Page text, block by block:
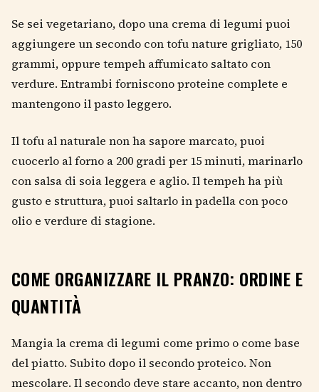
Se sei vegetariano, dopo una crema di legumi puoi
aggiungere un secondo con tofu nature grigliato, 150
grammi, oppure tempeh affumicato saltato con
verdure. Entrambi forniscono proteine complete e
mantengono il pasto leggero.
Il tofu al naturale non ha sapore marcato, puoi
cuocerlo al forno a 200 gradi per 15 minuti, marinarlo
con salsa di soia leggera e aglio. Il tempeh ha più
gusto e struttura, puoi saltarlo in padella con poco
olio e verdure di stagione.
COME ORGANIZZARE IL PRANZO: ORDINE E
QUANTITÀ
Mangia la crema di legumi come primo o come base
del piatto. Subito dopo il secondo proteico. Non
mescolare. Il secondo deve stare accanto, non dentro